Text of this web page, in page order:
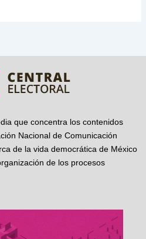
que concentra los contenidos
Nacional de Comunicación
de la vida democrática de México
de los procesos